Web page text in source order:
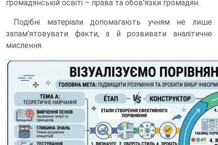
громадянській освіті – права та обов'язки громадян.
Подібні матеріали допомагають учням не лише
запам'ятовувати факти, а й розвивати аналітичне
мислення.